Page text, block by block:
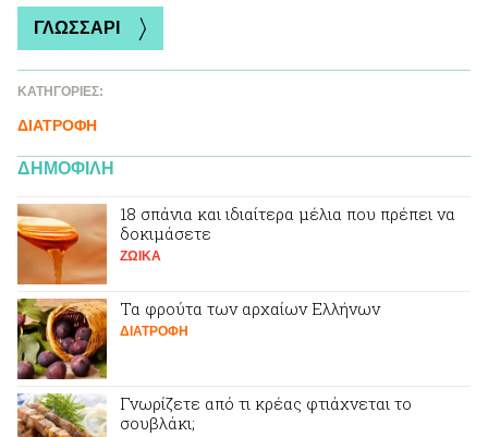
ΓΛΩΣΣΑΡΙ
ΚΑΤΗΓΟΡΙΕΣ:
ΔΙΑΤΡΟΦΗ
ΔΗΜΟΦΙΛΗ
18 σπάνια και ιδιαίτερα μέλια που πρέπει να
δοκιμάσετε
ΖΩΙΚA
Τα φρούτα των αρχαίων Ελλήνων
ΔΙΑΤΡΟΦΗ
Γνωρίζετε από τι κρέας φτιάχνεται το
σουβλάκι;